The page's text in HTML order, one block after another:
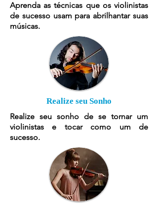
Aprenda as técnicas que os violinistas
de sucesso usam para abrilhantar suas
músicas.
Realize seu Sonho
Realize seu sonho de se tornar um
violinistas e tocar como um de
sucesso.